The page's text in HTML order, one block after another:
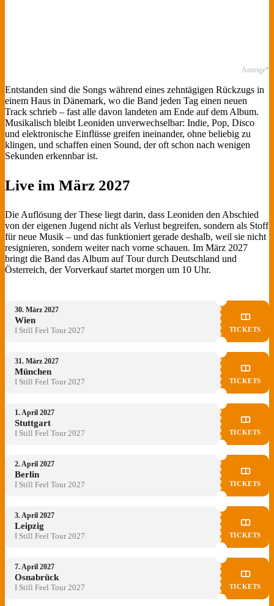
Anzeige*
Entstanden sind die Songs während eines zehntägigen Rückzugs in
einem Haus in Dänemark, wo die Band jeden Tag einen neuen
Track schrieb – fast alle davon landeten am Ende auf dem Album.
Musikalisch bleibt Leoniden unverwechselbar: Indie, Pop, Disco
und elektronische Einflüsse greifen ineinander, ohne beliebig zu
klingen, und schaffen einen Sound, der oft schon nach wenigen
Sekunden erkennbar ist.
Live im März 2027
Die Auflösung der These liegt darin, dass Leoniden den Abschied
von der eigenen Jugend nicht als Verlust begreifen, sondern als Stoff
für neue Musik – und das funktioniert gerade deshalb, weil sie nicht
resignieren, sondern weiter nach vorne schauen. Im März 2027
bringt die Band das Album auf Tour durch Deutschland und
Österreich, der Vorverkauf startet morgen um 10 Uhr.
30. März 2027
Wien
I Still Feel Tour 2027 TICKETS
31. März 2027
München
I Still Feel Tour 2027 TICKETS
1. April 2027
Stuttgart
I Still Feel Tour 2027 TICKETS
2. April 2027
Berlin
I Still Feel Tour 2027 TICKETS
3. April 2027
Leipzig
I Still Feel Tour 2027 TICKETS
7. April 2027
Osnabrück
I Still Feel Tour 2027 TICKETS